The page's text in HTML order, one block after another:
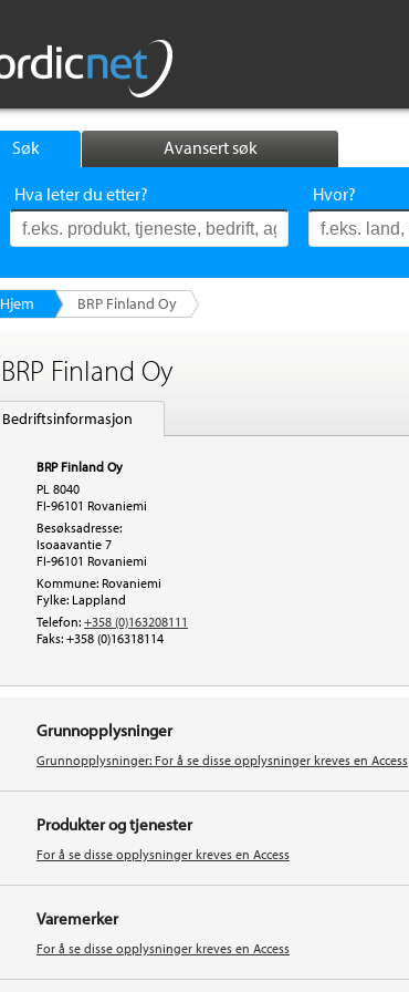
Søk Avansert søk
Hva leter du etter? Hvor?
Hjem BRP Finland Oy
BRP Finland Oy
Bedriftsinformasjon
BRP Finland Oy
PL 8040
FI-96101 Rovaniemi
Besøksadresse:
Isoaavantie 7
FI-96101 Rovaniemi
Kommune: Rovaniemi
Fylke: Lappland
Telefon: +358 (0)163208111
Faks: +358 (0)16318114
Grunnopplysninger
Grunnopplysninger: For å se disse opplysninger kreves en Access
Produkter og tjenester
For å se disse opplysninger kreves en Access
Varemerker
For å se disse opplysninger kreves en Access